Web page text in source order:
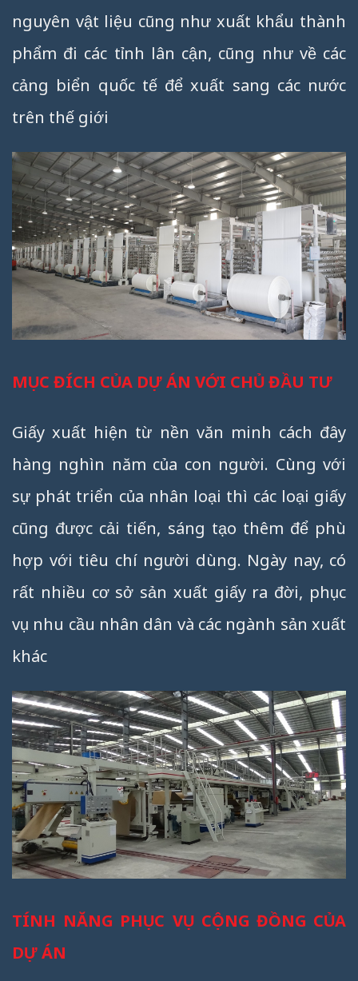
nguyên vật liệu cũng như xuất khẩu thành
phẩm đi các tỉnh lân cận, cũng như về các
cảng biển quốc tế để xuất sang các nước
trên thế giới
MỤC ĐÍCH CỦA DỰ ÁN VỚI CHỦ ĐẦU TƯ
Giấy xuất hiện từ nền văn minh cách đây
hàng nghìn năm của con người. Cùng với
sự phát triển của nhân loại thì các loại giấy
cũng được cải tiến, sáng tạo thêm để phù
hợp với tiêu chí người dùng. Ngày nay, có
rất nhiều cơ sở sản xuất giấy ra đời, phục
vụ nhu cầu nhân dân và các ngành sản xuất
khác
TÍNH NĂNG PHỤC VỤ CỘNG ĐỒNG CỦA
DỰ ÁN